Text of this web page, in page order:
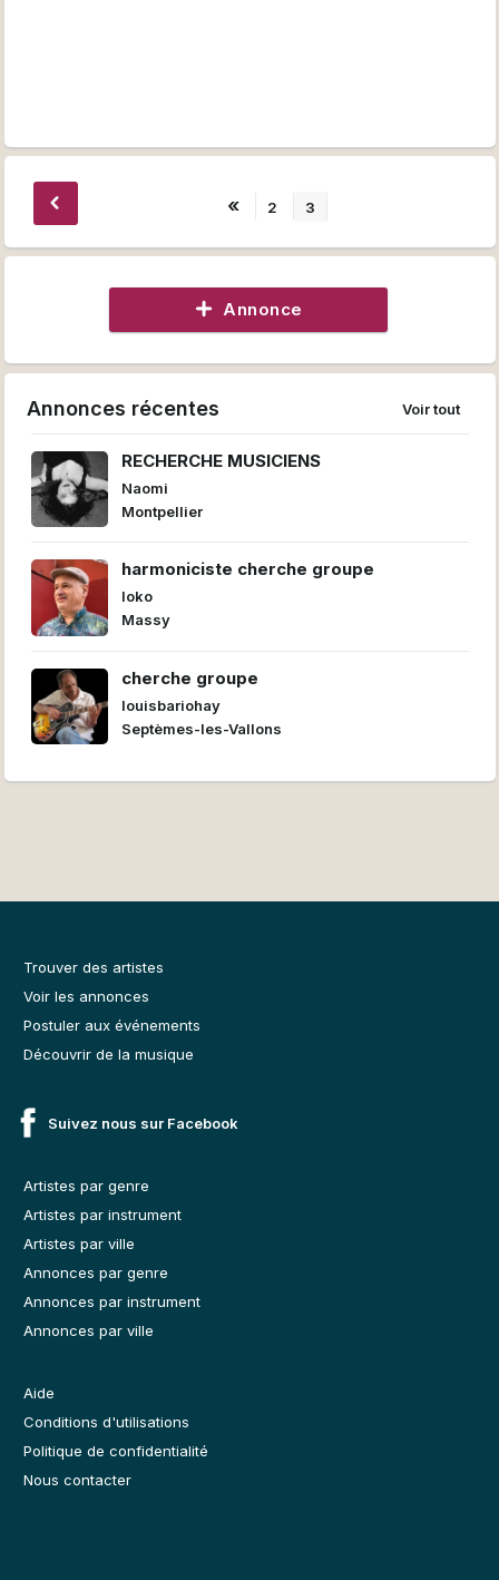
« 2 3
Annonce
Annonces récentes Voir tout
RECHERCHE MUSICIENS
Naomi
Montpellier
harmoniciste cherche groupe
loko
Massy
cherche groupe
louisbariohay
Septèmes-les-Vallons
Trouver des artistes
Voir les annonces
Postuler aux événements
Découvrir de la musique
Suivez nous sur Facebook
Artistes par genre
Artistes par instrument
Artistes par ville
Annonces par genre
Annonces par instrument
Annonces par ville
Aide
Conditions d'utilisations
Politique de confidentialité
Nous contacter